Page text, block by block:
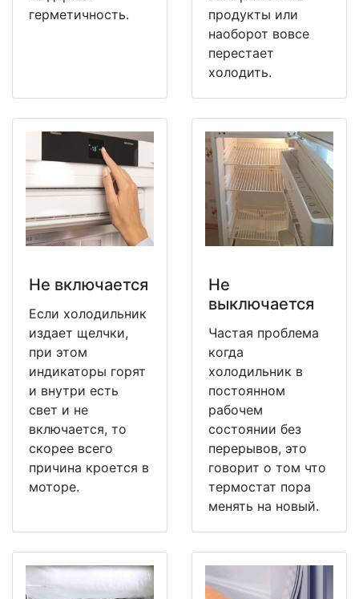
герметичность.
продукты или
наоборот вовсе
перестает
холодить.
Не включается
Если холодильник
издает щелчки,
при этом
индикаторы горят
и внутри есть
свет и не
включается, то
скорее всего
причина кроется в
моторе.
Не
выключается
Частая проблема
когда
холодильник в
постоянном
рабочем
состоянии без
перерывов, это
говорит о том что
термостат пора
менять на новый.